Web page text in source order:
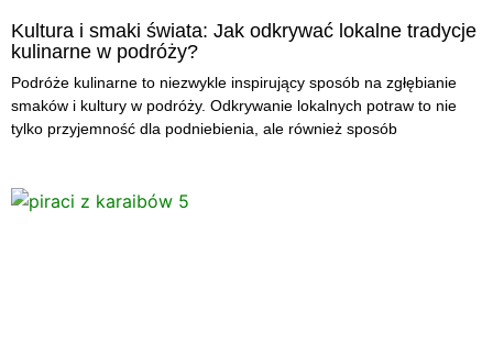
Kultura i smaki świata: Jak odkrywać lokalne tradycje
kulinarne w podróży?
Podróże kulinarne to niezwykle inspirujący sposób na zgłębianie
smaków i kultury w podróży. Odkrywanie lokalnych potraw to nie
tylko przyjemność dla podniebienia, ale również sposób